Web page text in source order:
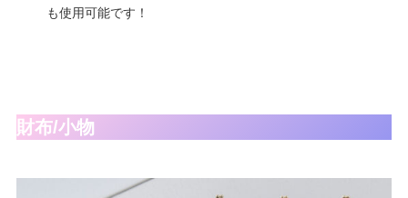
も使用可能です！
財布/小物